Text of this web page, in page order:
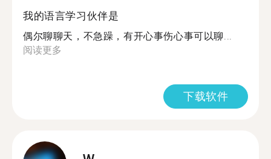
我的语言学习伙伴是
偶尔聊聊天，不急躁，有开心事伤心事可以聊...
阅读更多
下载软件